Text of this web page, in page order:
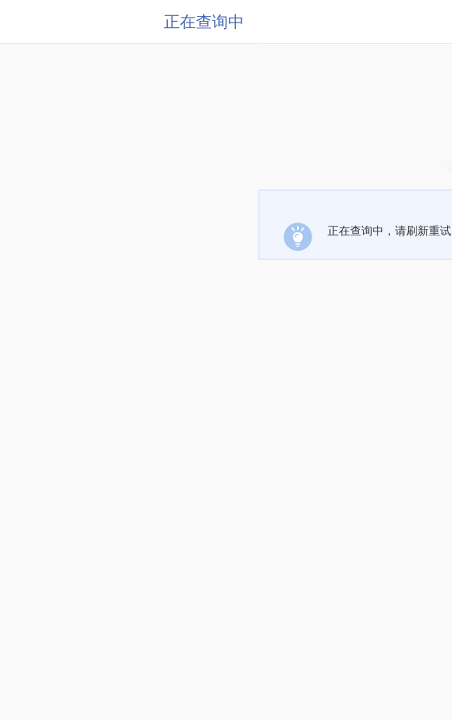
正在查询中
正在查询中，请刷新重试